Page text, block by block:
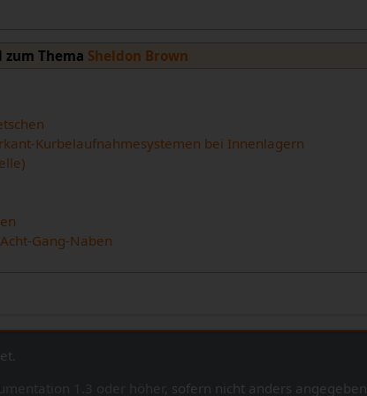
Thema Sheldon Brown
Kurbelaufnahmesystemen bei Innenlagern
Gang-Naben
1.3 oder höher , sofern nicht anders